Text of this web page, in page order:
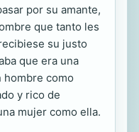
por su amante,
que tanto les
su justo
que era una
hombre como
y rico de
mujer como ella.